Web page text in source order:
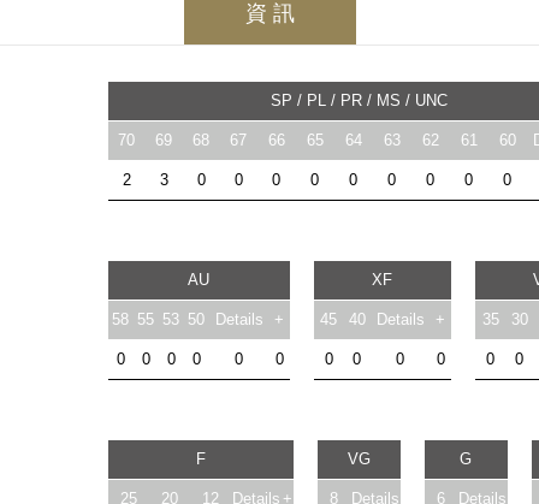
資 訊
SP / PL / PR / MS / UNC
70 69 68 67 66 65 64 63 62 61 60
2 3 0 0 0 0 0 0 0 0 0
AU XF
58 55 53 50 Details + 45 40 Details + 35 30
0 0 0 0 0 0 0 0 0 0 0 0
F VG G
25 20 12 Details + 8 Details 6 Details